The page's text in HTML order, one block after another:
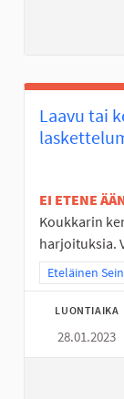
Laavu tai
EI ETENE
Koukkarin
harjoituksia.
Rajaa
Eteläinen
LUONTIAIKA
28.01.2023